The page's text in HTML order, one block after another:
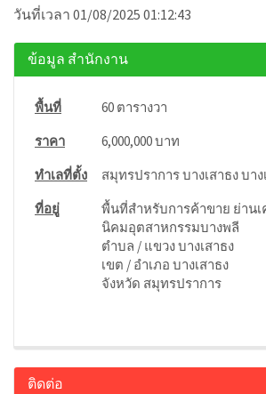
วันที่เวลา 01/08/2025 01:12:43
ข้อมูล สำนักงาน
พื้นที่
60 ตารางวา
ราคา
6,000,000 บาท
ทำเลที่ตั้ง
สมุทรปราการ บางเสาธง บาง
ที่อยู่
พื้นที่สำหรับการค้าขาย ย่านเ
นิคมอุตสาหกรรมบางพลี
ตำบล / แขวง บางเสาธง
เขต / อำเภอ บางเสาธง
จังหวัด สมุทรปราการ
ติดต่อ